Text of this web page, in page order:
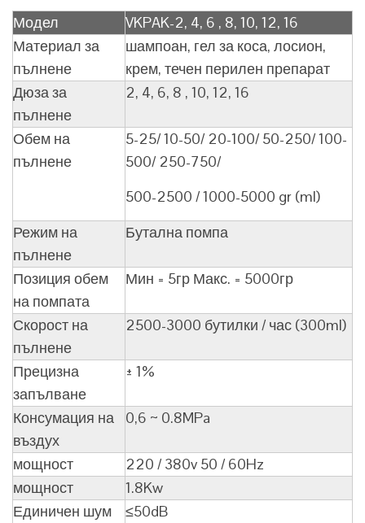
Модел
VKPAK-2, 4, 6 , 8, 10, 12, 16
Материал за
пълнене
шампоан, гел за коса, лосион,
крем, течен перилен препарат
Дюза за
пълнене
2, 4, 6, 8 , 10, 12, 16
Обем на
пълнене
5-25/ 10-50/ 20-100/ 50-250/ 100-
500/ 250-750/
500-2500 / 1000-5000 gr (ml)
Режим на
пълнене
Бутална помпа
Позиция обем
на помпата
Мин = 5гр Макс. = 5000гр
Скорост на
пълнене
2500-3000 бутилки / час (300ml)
Прецизна
запълване
± 1%
Консумация на
въздух
0,6 ~ 0.8MPa
мощност
220 / 380v 50 / 60Hz
мощност
1.8Kw
Единичен шум
≤50dB